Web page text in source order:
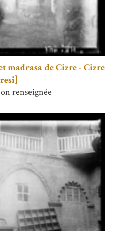
madrasa de Cizre - Cizre
renseignée